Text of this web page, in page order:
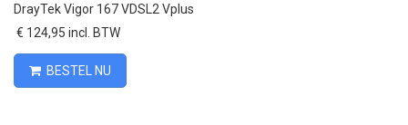
DrayTek Vigor 167 VDSL2 Vplus
€ 124,95 incl. BTW
BESTEL NU